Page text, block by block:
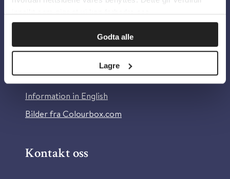
innsikt som gjør at vi kan forbedre oss.
Godta alle
Lagre
Om oss
Om Helsebiblioteket
Personvern og informasjonskapsler
Tilgjengelighetserklæring
Information in English
Bilder fra Colourbox.com
Kontakt oss